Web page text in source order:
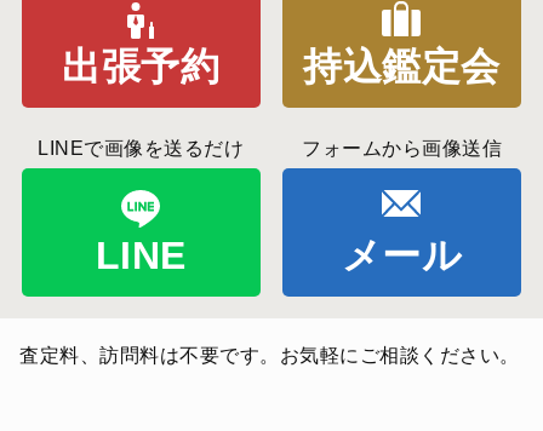
出張予約 持込鑑定会
LINEで画像を送るだけ
LINE
フォームから画像送信
メール
査定料、訪問料は不要です。お気軽にご相談ください。